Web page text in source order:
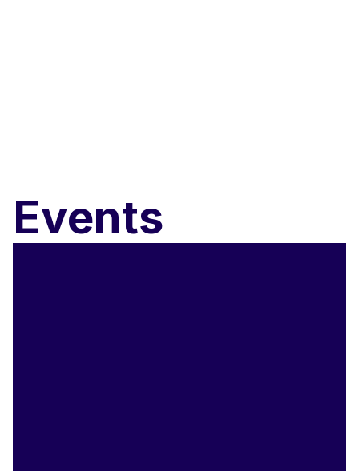
Events